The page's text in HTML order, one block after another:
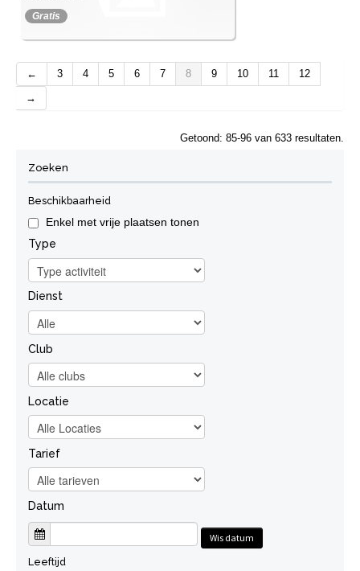
Gratis
boeken.
Bekijk
← 3 4 5 6 7 8 9 10 11
12
→
Getoond: 85-96 van 633 resultaten.
Zoeken
Beschikbaarheid
Enkel met vrije plaatsen tonen
Type
Dienst
Club
Locatie
Tarief
Datum
Wis datum
Leeftijd